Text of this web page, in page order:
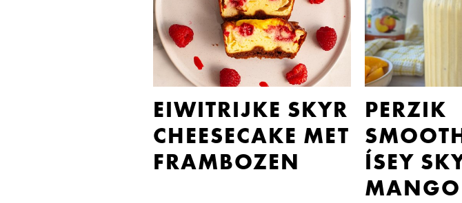
EIWITRIJKE SKYR
CHEESECAKE MET
FRAMBOZEN
PERZIK
ÍSEY
MANGO